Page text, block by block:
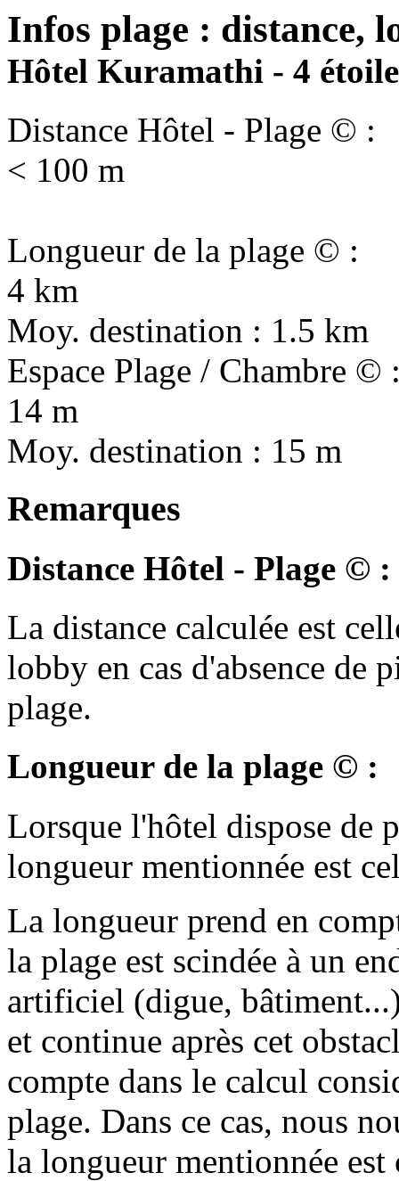
Infos plage : distance,
Hôtel Kuramathi - 4
Distance Hôtel - Plage © :
< 100 m
Longueur de la plage © :
4 km
Moy. destination : 1.5 km
Espace Plage / Chambre ©
14 m
Moy. destination : 15 m
Remarques
Distance Hôtel - Plage © :
La distance calculée est
lobby en cas d'absence de
plage.
Longueur de la plage © :
Lorsque l'hôtel dispose de
longueur mentionnée est
La longueur prend en
la plage est scindée à un
artificiel (digue,
et continue après cet
compte dans le calcul
plage. Dans ce cas, nous
la longueur mentionnée